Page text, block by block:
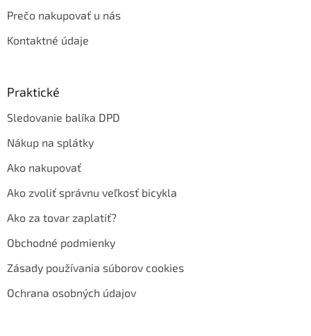
Prečo nakupovať u nás
Kontaktné údaje
Praktické
Sledovanie balíka DPD
Nákup na splátky
Ako nakupovať
Ako zvoliť správnu veľkosť bicykla
Ako za tovar zaplatiť?
Obchodné podmienky
Zásady používania súborov cookies
Ochrana osobných údajov